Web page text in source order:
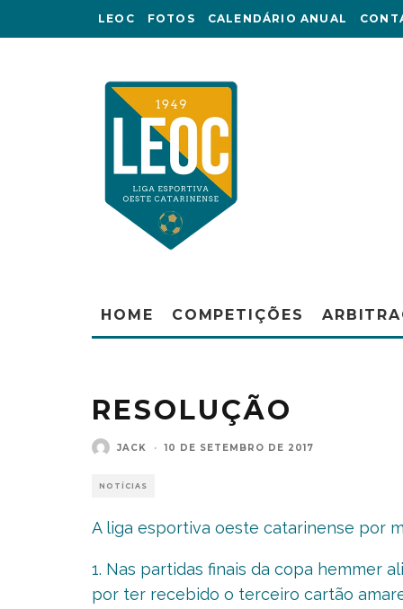
LEOC FOTOS CALENDÁRIO ANUAL
HOME COMPETIÇÕES
RESOLUÇÃO
JACK · 10 DE SETEMBRO DE 2017
NOTÍCIAS
A liga esportiva oeste catarinense por
1. Nas partidas finais da copa hemmer
por ter recebido o terceiro cartão